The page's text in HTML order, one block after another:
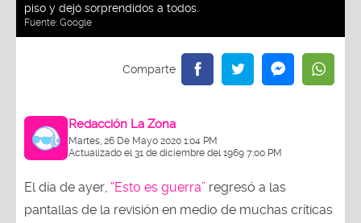
piso y dejó sorprendidos a todos.
Fuente: Google
Redacción La Zona
Martes, 26 De Mayo 2020 1:04 PM
Actualizado el 31 de diciembre del 1969 7:00 PM
El día de ayer, “Esto es guerra” regresó a las
pantallas de la revisión en medio de muchas críticas